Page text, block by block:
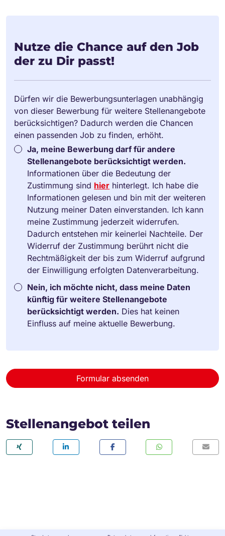
Nutze die Chance auf den Job
der zu Dir passt!
Dürfen wir die Bewerbungsunterlagen unabhängig
von dieser Bewerbung für weitere Stellenangebote
berücksichtigen? Dadurch werden die Chancen
einen passenden Job zu finden, erhöht.
Ja, meine Bewerbung darf für andere
Stellenangebote berücksichtigt werden.
Informationen über die Bedeutung der
Zustimmung sind hier hinterlegt. Ich habe die
Informationen gelesen und bin mit der weiteren
Nutzung meiner Daten einverstanden. Ich kann
meine Zustimmung jederzeit widerrufen.
Dadurch entstehen mir keinerlei Nachteile. Der
Widerruf der Zustimmung berührt nicht die
Rechtmäßigkeit der bis zum Widerruf aufgrund
der Einwilligung erfolgten Datenverarbeitung.
Nein, ich möchte nicht, dass meine Daten
künftig für weitere Stellenangebote
berücksichtigt werden. Dies hat keinen
Einfluss auf meine aktuelle Bewerbung.
Formular absenden
Stellenangebot teilen